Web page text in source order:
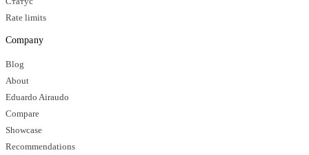
Rate limits
Company
Blog
About
Eduardo Airaudo
Compare
Showcase
Recommendations